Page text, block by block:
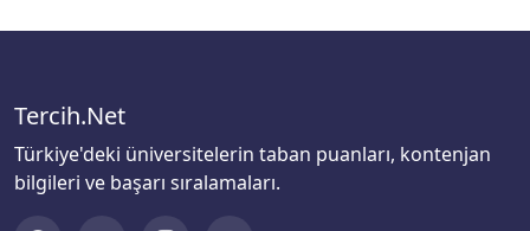
Sağlık Bilimleri Üniversitesi
Sakarya Uygulamalı Bilimler Üniversitesi
Sakarya Üniversitesi
Tercih.Net
Türkiye'deki üniversitelerin taban puanları, kontenjan
bilgileri ve başarı sıralamaları.